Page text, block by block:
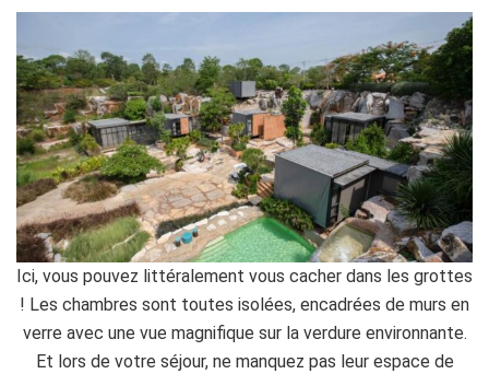
Ici, vous pouvez littéralement vous cacher dans les grottes
! Les chambres sont toutes isolées, encadrées de murs en
verre avec une vue magnifique sur la verdure environnante.
Et lors de votre séjour, ne manquez pas leur espace de